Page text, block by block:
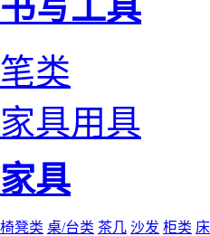
笔类
家具用具
家具
椅凳类 桌/台类 茶几 沙发 柜类 床